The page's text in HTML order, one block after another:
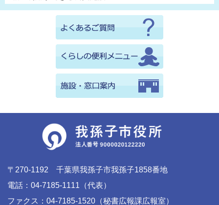
〒270-1192 千葉県我孫子市我孫子1858番地
電話：04-7185-1111（代表）
ファクス：04-7185-1520（秘書広報課広報室）